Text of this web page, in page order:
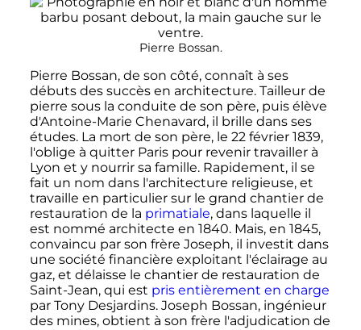
Pierre Bossan.
Pierre Bossan, de son côté, connaît à ses
débuts des succès en architecture. Tailleur de
pierre sous la conduite de son père, puis élève
d'Antoine-Marie Chenavard, il brille dans ses
études. La mort de son père, le 22 février 1839,
l'oblige à quitter Paris pour revenir travailler à
Lyon et y nourrir sa famille. Rapidement, il se
fait un nom dans l'architecture religieuse, et
travaille en particulier sur le grand chantier de
restauration de la primatiale, dans laquelle il
est nommé architecte en 1840. Mais, en 1845,
convaincu par son frère Joseph, il investit dans
une société financière exploitant l'éclairage au
gaz, et délaisse le chantier de restauration de
Saint-Jean, qui est pris entièrement en charge
par Tony Desjardins. Joseph Bossan, ingénieur
des mines, obtient à son frère l'adjudication de